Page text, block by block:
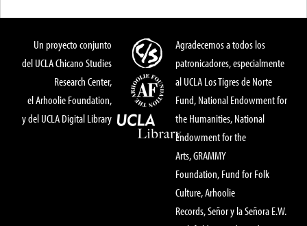
Un proyecto conjunto
del UCLA Chicano Studies
Research Center,
el Arhoolie Foundation,
y del UCLA Digital Library
Agradecemos a todos los
patronicadores, especialmente
al UCLA Los Tigres de Norte
Fund, National Endowment for
the Humanities, National
Endowment for the
Arts, GRAMMY
Foundation, Fund for Folk
Culture, Arhoolie
Records, Señor y la Señora E.W.